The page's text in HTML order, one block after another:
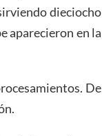
dieciocho
aparecieron en la
De